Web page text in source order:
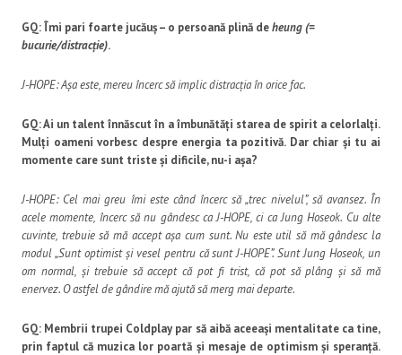
GQ: Îmi pari foarte jucăuș – o persoană plină deheung (=
bucurie/distracție).
J-HOPE: Așa este, mereu încerc să implic distracția în orice fac.
GQ: Ai un talent înnăscut în a îmbunătăți starea de spirit a celorlalți.
Mulți oameni vorbesc despre energia ta pozitivă. Dar chiar și tu ai
momente care sunt triste și dificile, nu-i așa?
J-HOPE: Cel mai greu îmi este când încerc să „trec nivelul”, să avansez. În
acele momente, încerc să nu gândesc ca J-HOPE, ci ca Jung Hoseok. Cu alte
cuvinte, trebuie să mă accept așa cum sunt. Nu este util să mă gândesc la
modul „Sunt optimist și vesel pentru că sunt J-HOPE”. Sunt Jung Hoseok, un
om normal, și trebuie să accept că pot fi trist, că pot să plâng și să mă
enervez. O astfel de gândire mă ajută să merg mai departe.
GQ: Membrii trupei Coldplay par să aibă aceeași mentalitate ca tine,
prin faptul că muzica lor poartă și mesaje de optimism și speranță.